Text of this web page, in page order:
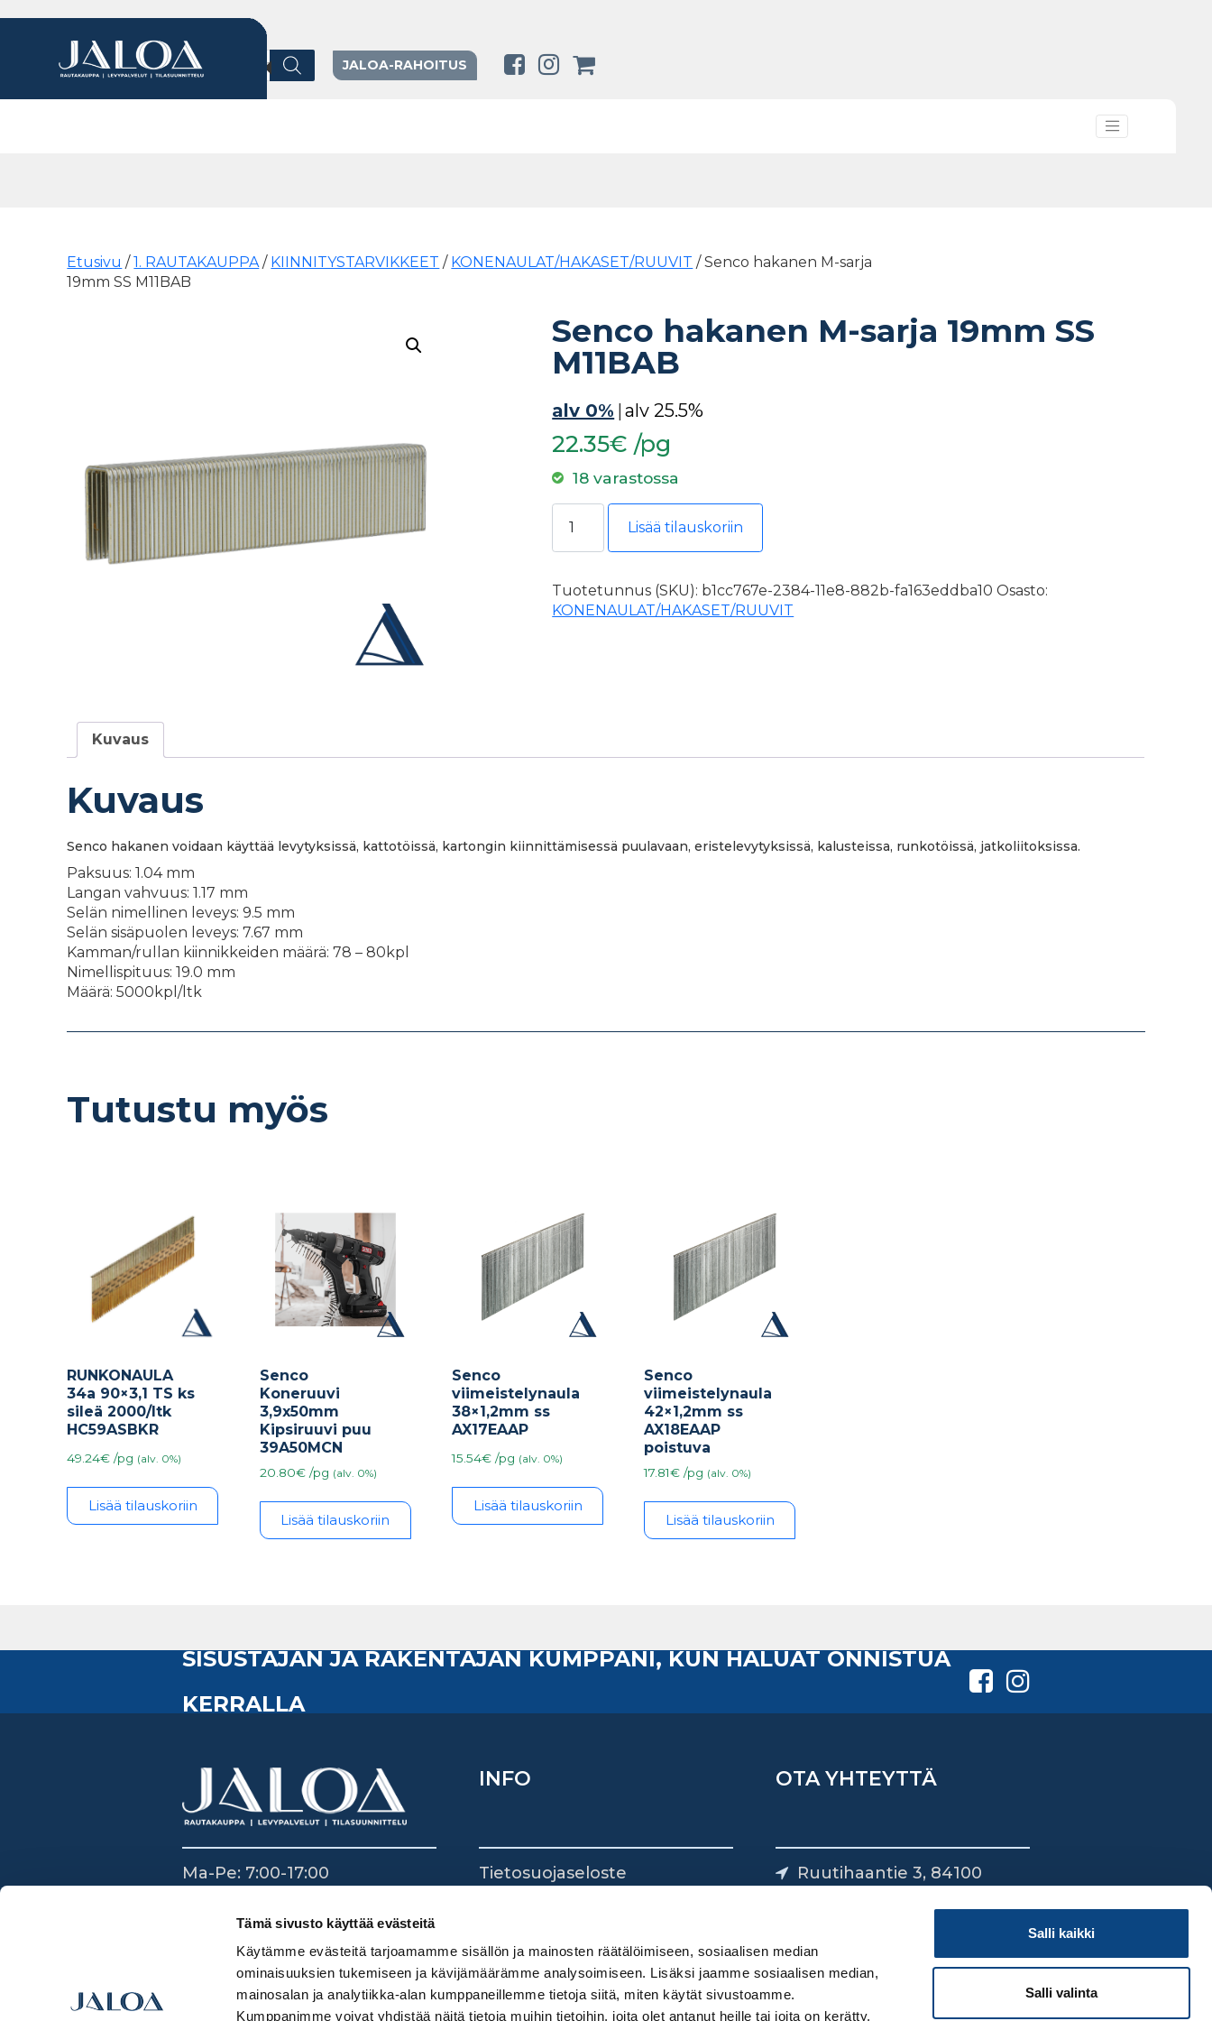
Tämä sivusto käyttää evästeitä
Käytämme evästeitä tarjoamamme sisällön ja mainosten räätälöimiseen, sosiaalisen median
ominaisuuksien tukemiseen ja kävijämäärämme analysoimiseen. Lisäksi jaamme sosiaalisen median,
mainosalan ja analytiikka-alan kumppaneillemme tietoja siitä, miten käytät sivustoamme.
Kumppanimme voivat yhdistää näitä tietoja muihin tietoihin, joita olet antanut heille tai joita on kerätty,
Salli kaikki
Salli valinta
Products search
JALOA-RAHOITUS
Etusivu /1. RAUTAKAUPPA / KIINNITYSTARVIKKEET / KONENAULAT/HAKASET/RUUVIT / Senco hakanen M-sarja
19mm SS M11BAB
Senco hakanen M-sarja 19mm SS
M11BAB
alv 0% |alv 25.5%
22.35€ /pg
18 varastossa
Senco hakanen M-sarja 19mm SS M11BAB määrä
Lisää tilauskoriin
Tuotetunnus (SKU): b1cc767e-2384-11e8-882b-fa163eddba10 Osasto:
KONENAULAT/HAKASET/RUUVIT
Kuvaus
Kuvaus
Senco hakanen voidaan käyttää levytyksissä, kattotöissä, kartongin kiinnittämisessä puulavaan, eristelevytyksissä, kalusteissa, runkotöissä, jatkoliitoksissa.
Paksuus: 1.04 mm
Langan vahvuus: 1.17 mm
Selän nimellinen leveys: 9.5 mm
Selän sisäpuolen leveys: 7.67 mm
Kamman/rullan kiinnikkeiden määrä: 78 – 80kpl
Nimellispituus: 19.0 mm
Määrä: 5000kpl/ltk
Tutustu myös
RUNKONAULA
34a 90×3,1 TS ks
sileä 2000/ltk
HC59ASBKR
49.24€ /pg (alv. 0%)
Lisää tilauskoriin
Senco
Koneruuvi
3,9x50mm
Kipsiruuvi puu
39A50MCN
20.80€ /pg (alv. 0%)
Lisää tilauskoriin
Senco
viimeistelynaula
38×1,2mm ss
AX17EAAP
15.54€ /pg (alv. 0%)
Lisää tilauskoriin
Senco
viimeistelynaula
42×1,2mm ss
AX18EAAP
poistuva
17.81€ /pg (alv. 0%)
Lisää tilauskoriin
SISUSTAJAN JA RAKENTAJAN KUMPPANI, KUN HALUAT ONNISTUA
KERRALLA
Ma-Pe: 7:00-17:00
Su: Suljettu
INFO
Tietosuojaseloste
OTA YHTEYTTÄ
Ruutihaantie 3, 84100